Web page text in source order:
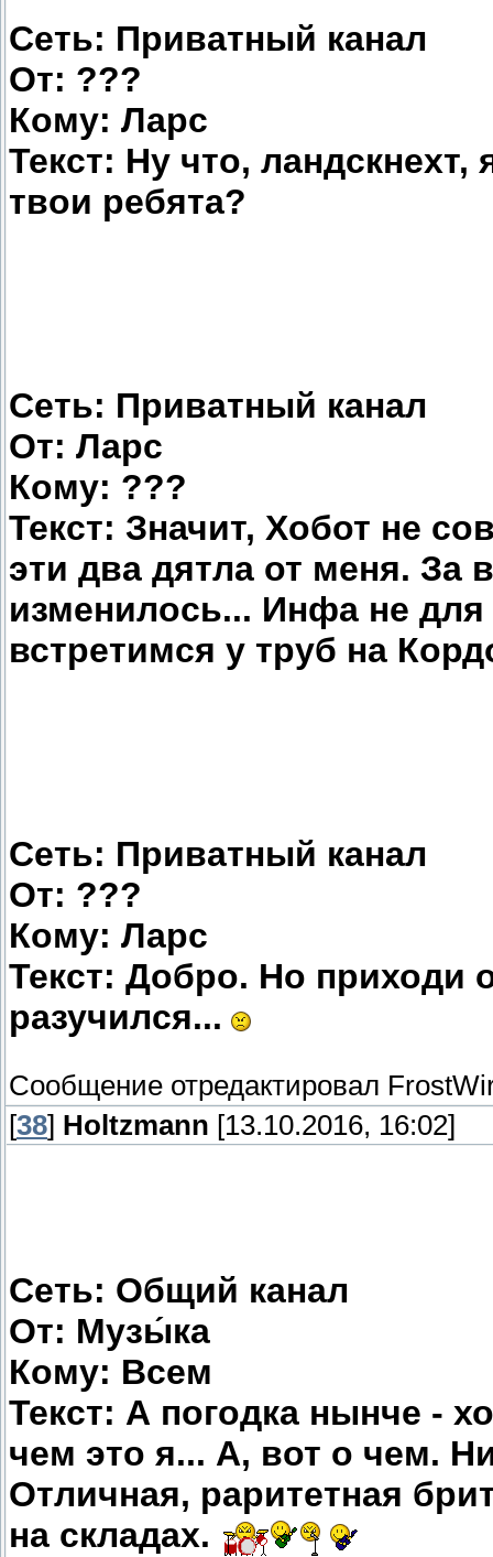
Сеть: Приватный канал
От: ???
Кому: Ларс
Текст: Ну что,
твои ребята?
Сеть: Приватный канал
От: Ларс
Кому: ???
Текст: Значит, Хобот не
эти два дятла от меня. За
изменилось... Инфа не для
встретимся у труб на
Сеть: Приватный канал
От: ???
Кому: Ларс
Текст: Добро. Но приходи
разучился...
Сообщение отредактировал
[38] Holtzmann [13.10.2016, 16:02]
Сеть: Общий канал
От: Музы́ка
Кому: Всем
Текст: А погодка нынче -
чем это я... А, вот о чем.
Отличная, раритетная
на складах.